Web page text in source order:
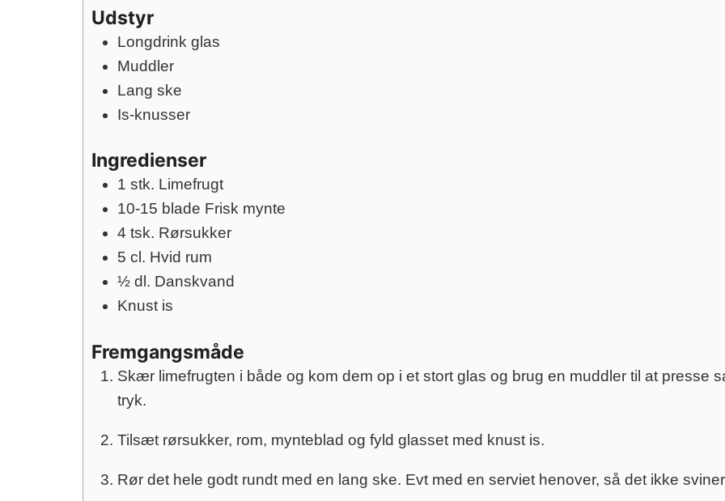
Udstyr
Longdrink glas
Muddler
Lang ske
Is-knusser
Ingredienser
1 stk. Limefrugt
10-15 blade Frisk mynte
4 tsk. Rørsukker
5 cl. Hvid rum
½ dl. Danskvand
Knust is
Fremgangsmåde
Skær limefrugten i både og kom dem op i et stort glas og brug en muddler til at presse
tryk.
Tilsæt rørsukker, rom, mynteblad og fyld glasset med knust is.
Rør det hele godt rundt med en lang ske. Evt med en serviet henover, så det ikke